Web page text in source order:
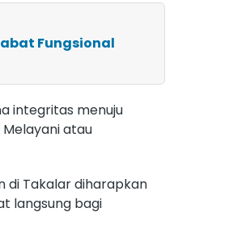
Fungsional
integritas menuju
Melayani atau
di Takalar diharapkan
langsung bagi